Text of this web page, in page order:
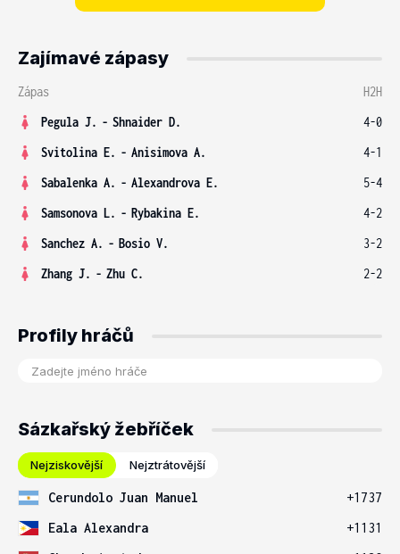
Zajímavé zápasy
Zápas
H2H
Pegula J. - Shnaider D.
4-0
Svitolina E. - Anisimova A.
4-1
Sabalenka A. - Alexandrova E.
5-4
Samsonova L. - Rybakina E.
4-2
Sanchez A. - Bosio V.
3-2
Zhang J. - Zhu C. 2-2
Profily hráčů
Sázkařský žebříček
Nejziskovější Nejztrátovější
Cerundolo Juan Manuel
+1737
Eala Alexandra
+1131